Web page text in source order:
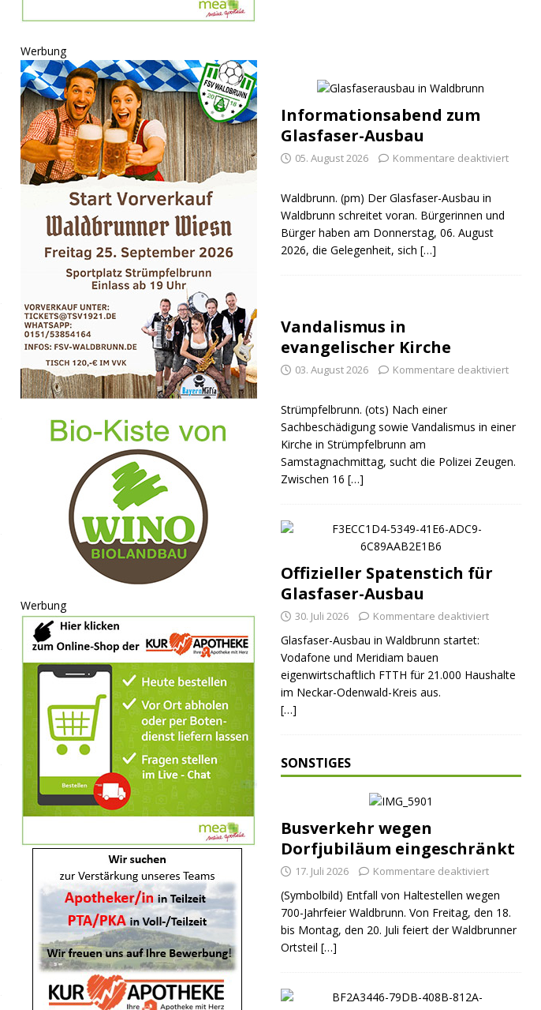
Werbung
Werbung
Informationsabend zum
Glasfaser-Ausbau
05. August 2026 Kommentare deaktiviert
Waldbrunn. (pm) Der Glasfaser-Ausbau in
Waldbrunn schreitet voran. Bürgerinnen und
Bürger haben am Donnerstag, 06. August
2026, die Gelegenheit, sich […]
Vandalismus in
evangelischer Kirche
03. August 2026 Kommentare deaktiviert
Strümpfelbrunn. (ots) Nach einer
Sachbeschädigung sowie Vandalismus in einer
Kirche in Strümpfelbrunn am
Samstagnachmittag, sucht die Polizei Zeugen.
Zwischen 16 […]
Offizieller Spatenstich für
Glasfaser-Ausbau
30. Juli 2026 Kommentare deaktiviert
Glasfaser-Ausbau in Waldbrunn startet:
Vodafone und Meridiam bauen
eigenwirtschaftlich FTTH für 21.000 Haushalte
im Neckar-Odenwald-Kreis aus.
[…]
SONSTIGES
Busverkehr wegen
Dorfjubiläum eingeschränkt
17. Juli 2026 Kommentare deaktiviert
(Symbolbild) Entfall von Haltestellen wegen
700-Jahrfeier Waldbrunn. Von Freitag, den 18.
bis Montag, den 20. Juli feiert der Waldbrunner
Ortsteil […]